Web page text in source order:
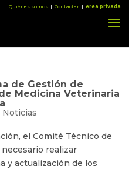
Quiénes somos | Contactar | Área privada
de Gestión de
Medicina Veterinaria
Noticias
el Comité Técnico de
realizar
y actualización de los